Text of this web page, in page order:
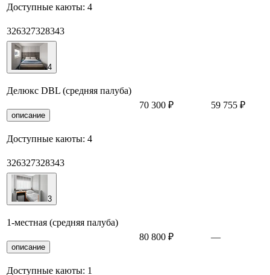
Доступные каюты: 4
326327328343
4
Делюкс DBL (средняя палуба)
описание
Доступные каюты: 4
326327328343
70 300 ₽ 59 755 ₽
3
1-местная (средняя палуба)
описание
Доступные каюты: 1
80 800 ₽ —